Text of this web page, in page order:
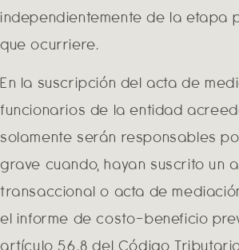
independientemente de la etapa
que ocurriere.
En la suscripción del acta de
funcionarios de la entidad
solamente serán responsables
grave cuando, hayan suscrito un
transaccional o acta de
el informe de costo-beneficio
artículo 56.8 del Código